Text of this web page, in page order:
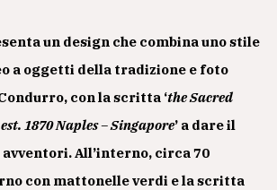
un design che combina uno stile
a oggetti della tradizione e foto
con la scritta ‘the Sacred
1870 Naples – Singapore’ a dare il
All’interno, circa 70
con mattonelle verdi e la scritta